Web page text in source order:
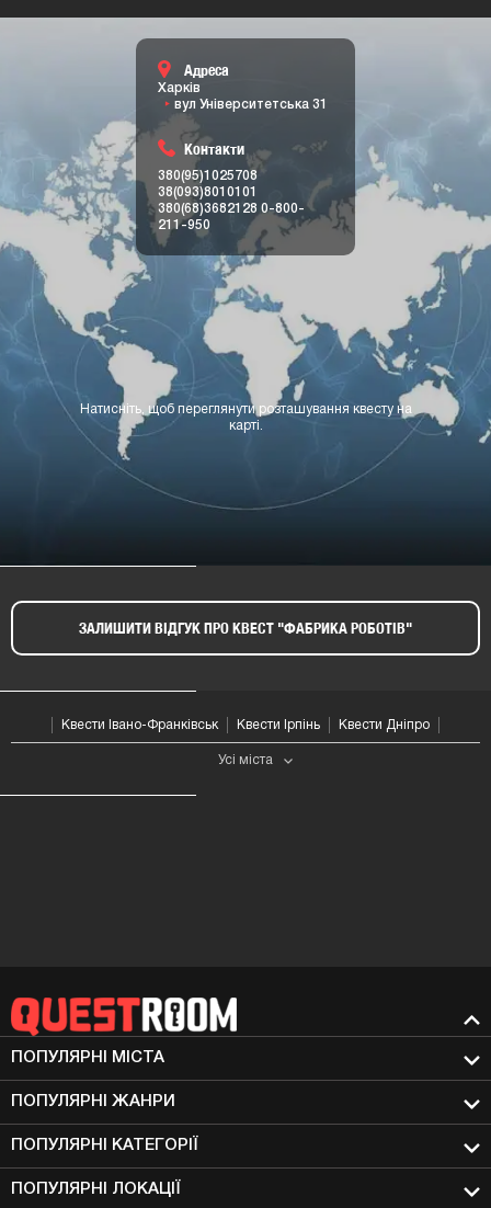
Адреса
Харків
вул Університетська 31
Контакти
380(95)1025708
38(093)8010101
380(68)3682128 0-800-
211-950
Натисніть, щоб переглянути розташування квесту на
карті.
ЗАЛИШИТИ ВІДГУК ПРО КВЕСТ "ФАБРИКА РОБОТІВ"​
Квести Івано-Франківськ Квести Ірпінь Квести Дніпро
Усі мiста
ПОПУЛЯРНІ МIСТА
ПОПУЛЯРНІ ЖАНРИ
ПОПУЛЯРНІ КАТЕГОРІЇ
ПОПУЛЯРНІ ЛОКАЦІЇ